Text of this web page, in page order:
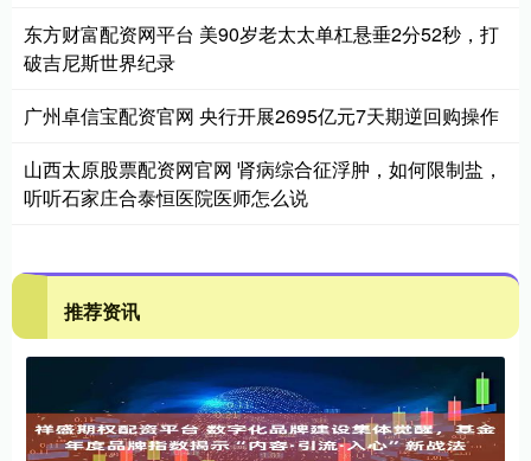
东方财富配资网平台 美90岁老太太单杠悬垂2分52秒，打
破吉尼斯世界纪录
广州卓信宝配资官网 央行开展2695亿元7天期逆回购操作
山西太原股票配资网官网 肾病综合征浮肿，如何限制盐，
听听石家庄合泰恒医院医师怎么说
推荐资讯